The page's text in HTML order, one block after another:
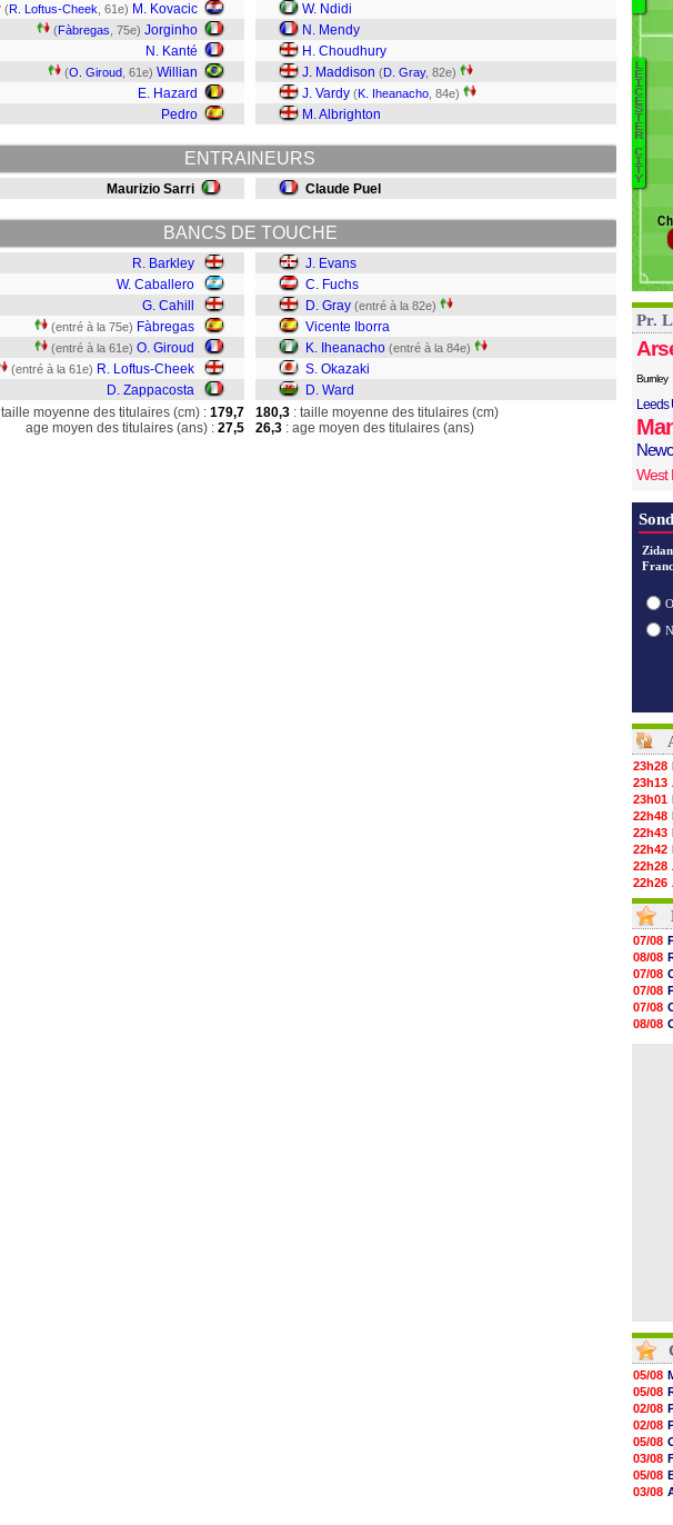
(R. Loftus-Cheek , 61e) M. Kovacic
(Fàbregas , 75e) Jorginho
N. Kanté
(O. Giroud , 61e) Willian
E. Hazard
Pedro
W. Ndidi
N. Mendy
H. Choudhury
J. Maddison (D. Gray, 82e)
J. Vardy (K. Iheanacho , 84e)
M. Albrighton
ENTRAINEURS
Maurizio Sarri Claude Puel
BANCS DE TOUCHE
R. Barkley
W. Caballero
G. Cahill
(entré à la 75e) Fàbregas
(entré à la 61e) O. Giroud
(entré à la 61e) R. Loftus-Cheek
D. Zappacosta
J. Evans
C. Fuchs
D. Gray (entré à la 82e)
Vicente Iborra
K. Iheanacho (entré à la 84e)
S. Okazaki
D. Ward
taille moyenne des titulaires (cm) : 179,7
age moyen des titulaires (ans) : 27,5
180,3 : taille moyenne des titulaires (cm)
26,3 : age moyen des titulaires (ans)
L
E
I
C
E
S
T
E
R
C
I
T
Y
Pr.
Burnley
Leeds
West
23h28
23h13
23h01
22h48
22h43
22h42
22h28
22h26
22h05
21h46
21h22
21h02
20h51
20h41
20h26
20h05
19h59
07/08
08/08
07/08
07/08
07/08
08/08
05/08
05/08
02/08
02/08
05/08
03/08
05/08
03/08